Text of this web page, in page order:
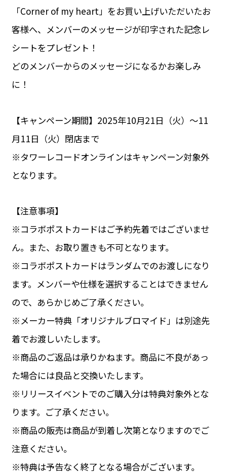
「Corner of my heart」をお買い上げいただいたお
客様へ、メンバーのメッセージが印字された記念レ
シートをプレゼント！
どのメンバーからのメッセージになるかお楽しみ
に！
【キャンペーン期間】2025年10月21日（火）～11
月11日（火）閉店まで
※タワーレコードオンラインはキャンペーン対象外
となります。
【注意事項】
※コラボポストカードはご予約先着ではございませ
ん。また、お取り置きも不可となります。
※コラボポストカードはランダムでのお渡しになり
ます。メンバーや仕様を選択することはできません
ので、あらかじめご了承ください。
※メーカー特典「オリジナルブロマイド」は別途先
着でお渡しいたします。
※商品のご返品は承りかねます。商品に不良があっ
た場合には良品と交換いたします。
※リリースイベントでのご購入分は特典対象外とな
ります。ご了承ください。
※商品の販売は商品が到着し次第となりますのでご
注意ください。
※特典は予告なく終了となる場合がございます。